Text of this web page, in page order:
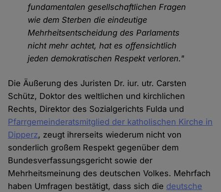
fundamentalen gesellschaftlichen Fragen
wie dem Sterben die eindeutige
Mehrheitsentscheidung des Parlaments
nicht mehr achtet, hat es offensichtlich
jeden demokratischen Respekt verloren."
Die Äußerung des Juristen Dr. iur. utr. Carsten
Schütz, Doktor des weltlichen und kirchlichen
Rechts, Direktor des Sozialgerichts Fulda und
Pfarrgemeinderatsmitglied der katholischen Kirche in
Dipperz, zeugt ihrerseits wiederum nicht von
sonderlich großem Respekt gegenüber dem
Bundesverfassungsgericht sowie der
Mehrheitsmeinung des deutschen Volkes. Mehrfach
haben Umfragen bestätigt, dass sich die deutsche